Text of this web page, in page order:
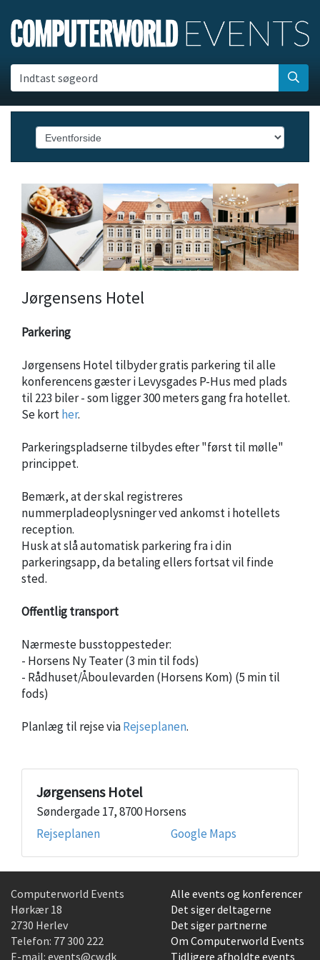
Indtast søgeord
Jørgensens Hotel
Parkering
Jørgensens Hotel tilbyder gratis parkering til alle
konferencens gæster i Levysgades P-Hus med plads
til 223 biler - som ligger 300 meters gang fra hotellet.
Se korther.
Parkeringspladserne tilbydes efter "først til mølle"
princippet.
Bemærk, at der skal registreres
nummerpladeoplysninger ved ankomst i hotellets
reception.
Husk at slå automatisk parkering fra i din
parkeringsapp, da betaling ellers fortsat vil finde
sted.
Offentlig transport
Nærmeste busstoppesteder:
- Horsens Ny Teater (3 min til fods)
- Rådhuset/Åboulevarden (Horsens Kom) (5 min til
fods)
Planlæg til rejse viaRejseplanen.
Jørgensens Hotel
Søndergade 17, 8700 Horsens
Rejseplanen
Google Maps
Computerworld Events
Hørkær 18
2730 Herlev
Telefon: 77 300 222
E-mail: events@cw.dk
Alle events og konferencer
Det siger deltagerne
Det siger partnerne
Om Computerworld Events
Tidligere afholdte events